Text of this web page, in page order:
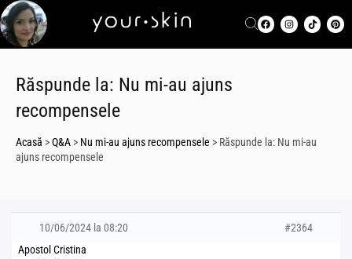
Răspunde la: Nu mi-au ajuns
recompensele
Acasă >Q&A > Nu mi-au ajuns recompensele > Răspunde la: Nu mi-au
ajuns recompensele
10/06/2024 la 08:20
#2364
Apostol Cristina